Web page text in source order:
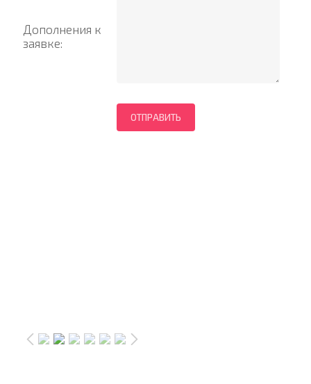
Дополнения к
заявке: